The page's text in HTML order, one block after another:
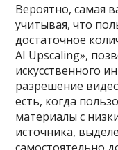
Вероятно, самая
учитывая, что
достаточное
AI Upscaling»,
искусственного
разрешение
есть, когда
материалы с
источника,